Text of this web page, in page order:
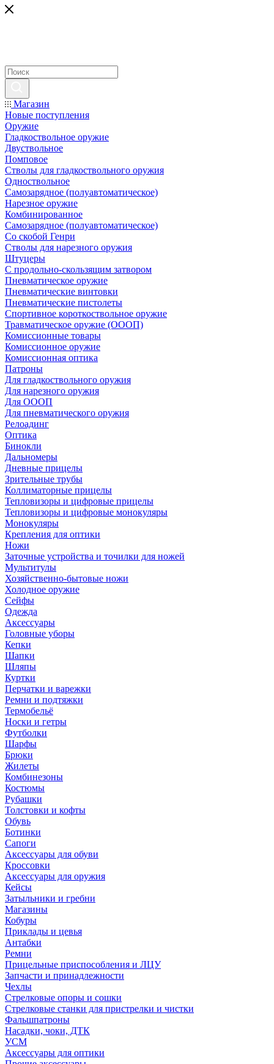
Магазин
Новые поступления
Оружие
Гладкоствольное оружие
Двуствольное
Помповое
Стволы для гладкоствольного оружия
Одноствольное
Самозарядное (полуавтоматическое)
Нарезное оружие
Комбинированное
Самозарядное (полуавтоматическое)
Со скобой Генри
Стволы для нарезного оружия
Штуцеры
С продольно-скользящим затвором
Пневматическое оружие
Пневматические винтовки
Пневматические пистолеты
Спортивное короткоствольное оружие
Травматическое оружие (ОООП)
Комиссионные товары
Комиссионное оружие
Комиссионная оптика
Патроны
Для гладкоствольного оружия
Для нарезного оружия
Для ОООП
Для пневматического оружия
Релоадинг
Оптика
Бинокли
Дальномеры
Дневные прицелы
Зрительные трубы
Коллиматорные прицелы
Тепловизоры и цифровые прицелы
Тепловизоры и цифровые монокуляры
Монокуляры
Крепления для оптики
Ножи
Заточные устройства и точилки для ножей
Мультитулы
Хозяйственно-бытовые ножи
Холодное оружие
Сейфы
Одежда
Аксессуары
Головные уборы
Кепки
Шапки
Шляпы
Куртки
Перчатки и варежки
Ремни и подтяжки
Термобельё
Носки и гетры
Футболки
Шарфы
Брюки
Жилеты
Комбинезоны
Костюмы
Рубашки
Толстовки и кофты
Обувь
Ботинки
Сапоги
Аксессуары для обуви
Кроссовки
Аксессуары для оружия
Кейсы
Затыльники и гребни
Магазины
Кобуры
Приклады и цевья
Антабки
Ремни
Прицельные приспособления и ЛЦУ
Запчасти и принадлежности
Чехлы
Стрелковые опоры и сошки
Стрелковые станки для пристрелки и чистки
Фальшпатроны
Насадки, чоки, ДТК
УСМ
Аксессуары для оптики